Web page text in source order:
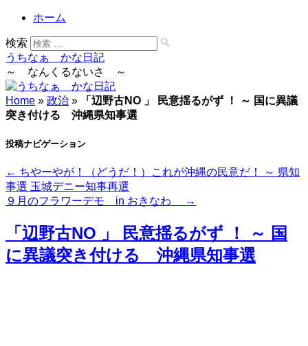
ホーム
検索
うちなぁ かな日記
～ なんくるないさ ～
Home » 政治 »
「辺野古NO 」 民意揺るがず ！ ～ 国に異議
突き付ける 沖縄県知事選
投稿ナビゲーション
← ちやーやが！（どうだ！）これが沖縄の民意だ！ ～ 県知
事選 玉城デニー知事再選
９月のフラワーデモ in おきなわ
→
「辺野古NO 」 民意揺るがず ！ ～ 国
に異議突き付ける 沖縄県知事選